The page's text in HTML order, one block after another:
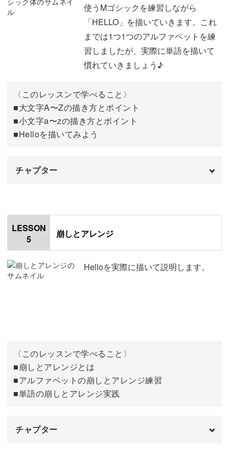
10:13
16:19
単語を書くときの注意点
使うMゴシックを練習しながら
「HELLO」を描いていきます。これ
までは1つ1つのアルファベットを練
習しましたが、実際に単語を描いて
慣れていきましょう♪
〈このレッスンで学べること〉
■大文字A〜Zの描き方とポイント
■小文字a〜zの描き方とポイント
■Helloを描いてみよう
チャプター
はじめに
使用材料・道具
A～Hの書き方 01:39
完成♪
LESSON
5
崩しとアレンジ
Helloを実際に描いて説明します。
〈このレッスンで学べること〉
■崩しとアレンジとは
■アルファベットの崩しとアレンジ練習
■単語の崩しとアレンジ実践
チャプター